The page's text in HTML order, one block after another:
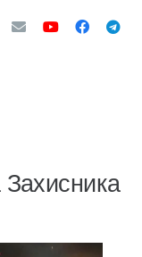
Захисника